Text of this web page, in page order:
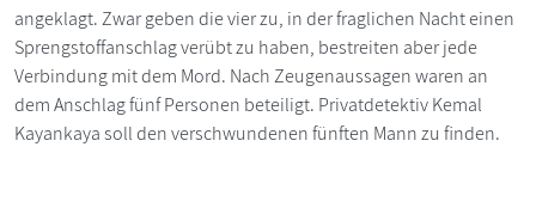
angeklagt. Zwar geben die vier zu, in der fraglichen Nacht einen
Sprengstoffanschlag verübt zu haben, bestreiten aber jede
Verbindung mit dem Mord. Nach Zeugenaussagen waren an
dem Anschlag fünf Personen beteiligt. Privatdetektiv Kemal
Kayankaya soll den verschwundenen fünften Mann zu finden.